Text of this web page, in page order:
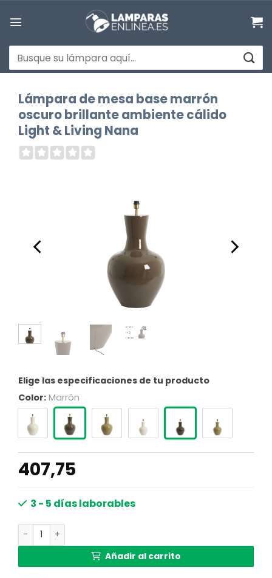
Buscar
por:
Lámpara de mesa base marrón
oscuro brillante ambiente cálido
Light & Living Nana
Elige las especificaciones de tu producto
Color: Marrón
407,75
3 - 5 días laborables
Lámpara de mesa base marrón oscuro brillante
Añadir al carrito